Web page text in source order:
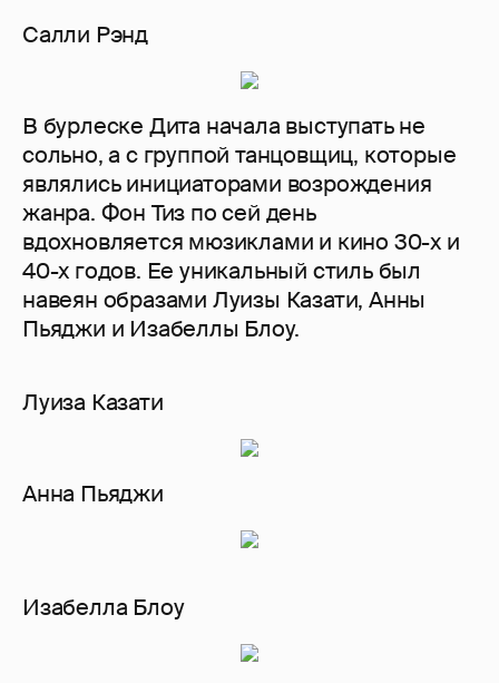
Салли Рэнд
В бурлеске Дита начала выступать не
сольно, а с группой танцовщиц, которые
являлись инициаторами возрождения
жанра. Фон Тиз по сей день
вдохновляется мюзиклами и кино 30-х и
40-х годов. Ее уникальный стиль был
навеян образами Луизы Казати, Анны
Пьяджи и Изабеллы Блоу.
Луиза Казати
Анна Пьяджи
Изабелла Блоу